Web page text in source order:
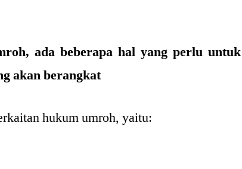
ada beberapa hal yang perlu untuk
akan berangkat
hukum umroh, yaitu: